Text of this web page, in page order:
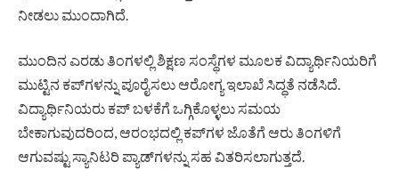
ನೀಡಲು ಮುಂದಾಗಿದೆ.
ಮುಂದಿನ ಎರಡು ತಿಂಗಳಲ್ಲಿ ಶಿಕ್ಷಣ ಸಂಸ್ಥೆಗಳ ಮೂಲಕ ವಿದ್ಯಾರ್ಥಿನಿಯರಿಗೆ
ಮುಟ್ಟಿನ ಕಪ್‌ಗಳನ್ನು ಪೂರೈಸಲು ಆರೋಗ್ಯ ಇಲಾಖೆ ಸಿದ್ಧತೆ ನಡೆಸಿದೆ.
ವಿದ್ಯಾರ್ಥಿನಿಯರು ಕಪ್ ಬಳಕೆಗೆ ಒಗ್ಗಿಕೊಳ್ಳಲು ಸಮಯ
ಬೇಕಾಗುವುದರಿಂದ, ಆರಂಭದಲ್ಲಿ ಕಪ್‌ಗಳ ಜೊತೆಗೆ ಆರು ತಿಂಗಳಿಗೆ
ಆಗುವಷ್ಟು ಸ್ಯಾನಿಟರಿ ಪ್ಯಾಡ್‌ಗಳನ್ನು ಸಹ ವಿತರಿಸಲಾಗುತ್ತದೆ.